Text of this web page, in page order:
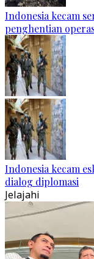
Indonesia kecam
penghentian
Indonesia kecam
dialog diplomasi
Jelajahi